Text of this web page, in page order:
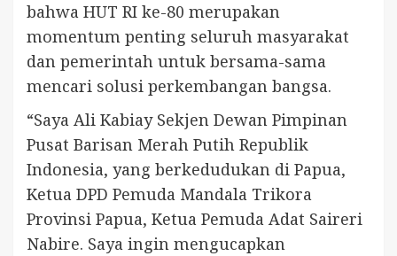
bahwa HUT RI ke-80 merupakan
momentum penting seluruh masyarakat
dan pemerintah untuk bersama-sama
mencari solusi perkembangan bangsa.
“Saya Ali Kabiay Sekjen Dewan Pimpinan
Pusat Barisan Merah Putih Republik
Indonesia, yang berkedudukan di Papua,
Ketua DPD Pemuda Mandala Trikora
Provinsi Papua, Ketua Pemuda Adat Saireri
Nabire. Saya ingin mengucapkan